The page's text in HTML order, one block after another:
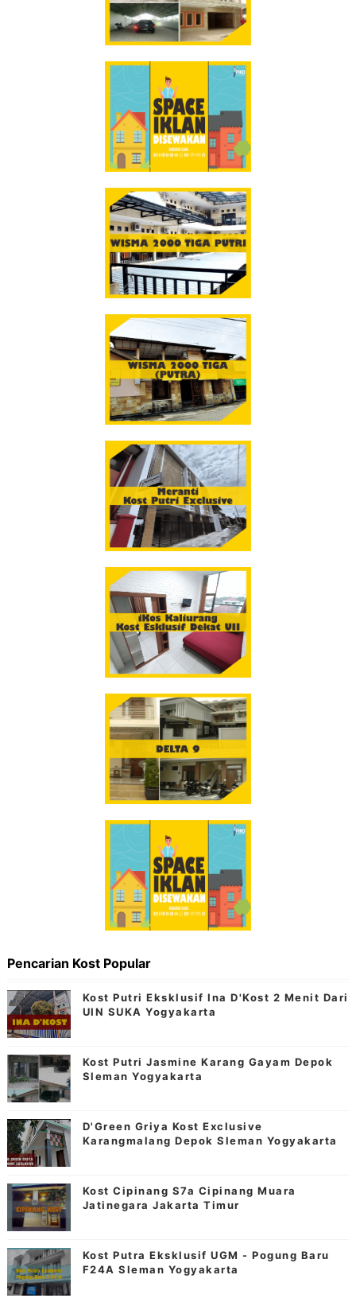
Pencarian Kost Popular
Kost Putri Eksklusif Ina D'Kost 2 Menit Dari
UIN SUKA Yogyakarta
Kost Putri Jasmine Karang Gayam Depok
Sleman Yogyakarta
D'Green Griya Kost Exclusive
Karangmalang Depok Sleman Yogyakarta
Kost Cipinang S7a Cipinang Muara
Jatinegara Jakarta Timur
Kost Putra Eksklusif UGM - Pogung Baru
F24A Sleman Yogyakarta